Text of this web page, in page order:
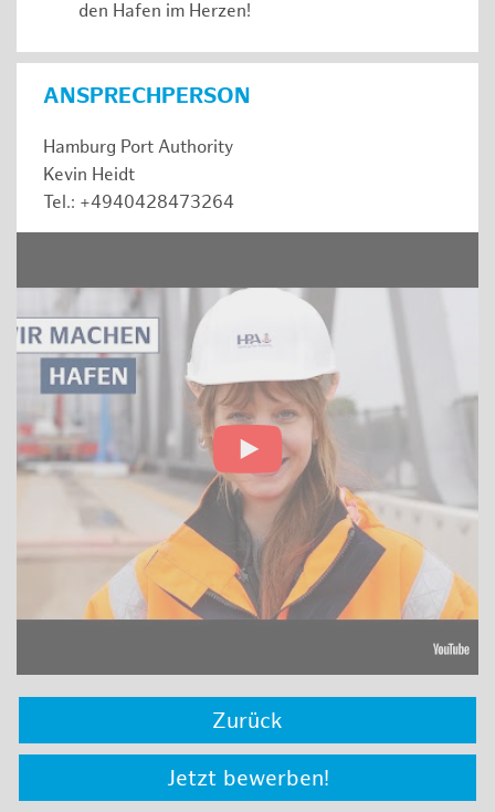
den Hafen im Herzen!
ANSPRECHPERSON
Hamburg Port Authority
Kevin Heidt
Tel.: +4940428473264
Zurück
Jetzt bewerben!